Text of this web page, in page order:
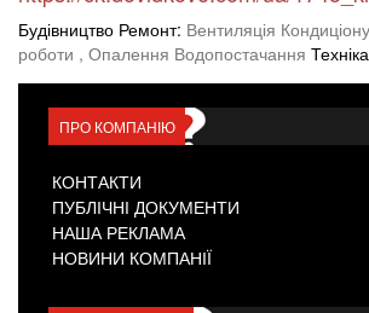
Будівництво Ремонт: Вентиляція
роботи , Опалення Водопостачання
ПРО КОМПАНІЮ
КОНТАКТИ
ПУБЛІЧНІ ДОКУМЕНТИ
НАША РЕКЛАМА
НОВИНИ КОМПАНІЇ